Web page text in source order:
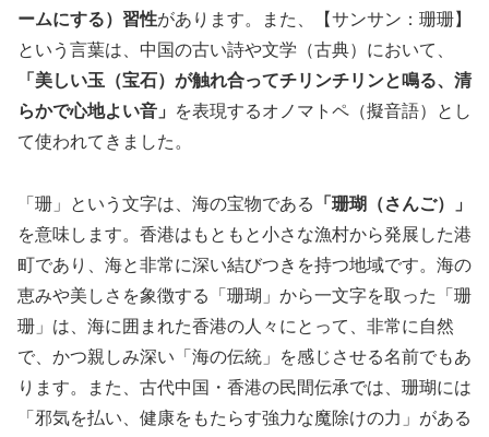
ームにする）習性があります。また、【サンサン：珊珊】
という言葉は、中国の古い詩や文学（古典）において、
「美しい玉（宝石）が触れ合ってチリンチリンと鳴る、清
らかで心地よい音」
を表現するオノマトペ（擬音語）とし
て使われてきました。
「珊」という文字は、海の宝物である
「珊瑚（さんご）」
を意味します。香港はもともと小さな漁村から発展した港
町であり、海と非常に深い結びつきを持つ地域です。海の
恵みや美しさを象徴する「珊瑚」から一文字を取った「珊
珊」は、海に囲まれた香港の人々にとって、非常に自然
で、かつ親しみ深い「海の伝統」を感じさせる名前でもあ
ります。また、古代中国・香港の民間伝承では、珊瑚には
「邪気を払い、健康をもたらす強力な魔除けの力」がある